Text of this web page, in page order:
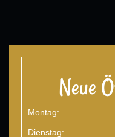
Neue
Montag:
Dienstag: